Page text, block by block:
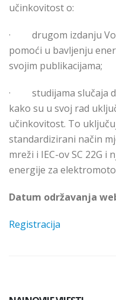
učinkovitost o:
· drugom izdanju
pomoći u bavljenju
svojim publikacijama;
· studijama slučaja
kako su u svoj rad
učinkovitost. To
standardizirani način
mreži i IEC-ov SC 22G
energije za
Datum održavanja
Registracija